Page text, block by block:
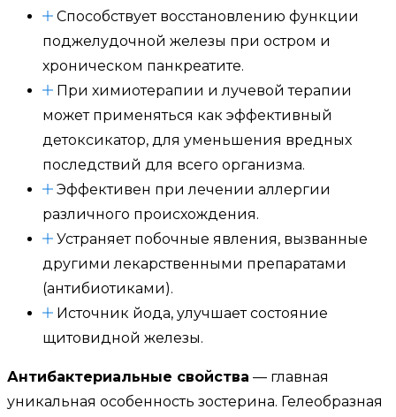
Способствует восстановлению функции
поджелудочной железы при остром и
хроническом панкреатите.
При химиотерапии и лучевой терапии
может применяться как эффективный
детоксикатор, для уменьшения вредных
последствий для всего организма.
Эффективен при лечении аллергии
различного происхождения.
Устраняет побочные явления, вызванные
другими лекарственными препаратами
(антибиотиками).
Источник йода, улучшает состояние
щитовидной железы.
Антибактериальные свойства — главная
уникальная особенность зостерина. Гелеобразная